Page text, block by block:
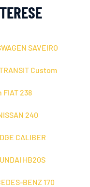
SAVEIRO
Custom
238
240
CALIBER
HB20S
BENZ 170